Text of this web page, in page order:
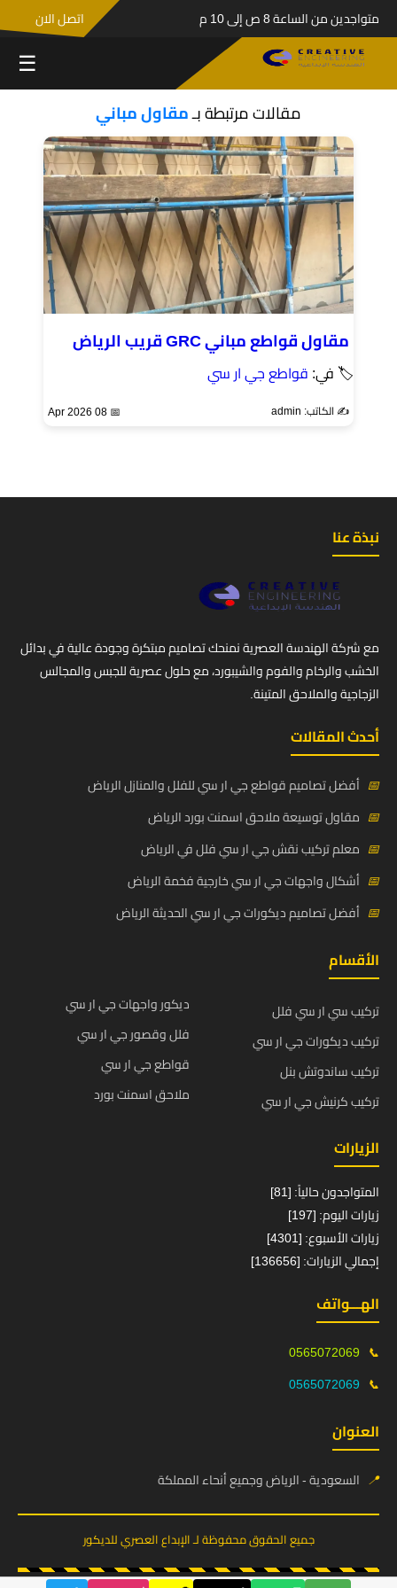
متواجدين من الساعة 8 ص إلى 10 م اتصل الان
☰
مقالات مرتبطة بـمقاول مباني
مقاول قواطع مباني GRC قريب الرياض
🏷 في: قواطع جي ار سي
✍️ الكاتب: admin 📅 08 Apr 2026
نبذة عنا
مع شركة الهندسة العصرية نمنحك تصاميم مبتكرة وجودة عالية في بدائل
الخشب والرخام والفوم والشيبورد، مع حلول عصرية للجبس والمجالس
الزجاجية والملاحق المتينة.
أحدث المقالات
📅 أفضل تصاميم قواطع جي ار سي للفلل والمنازل الرياض
📅 مقاول توسيعة ملاحق اسمنت بورد الرياض
📅 معلم تركيب نقش جي ار سي فلل في الرياض
📅 أشكال واجهات جي ار سي خارجية فخمة الرياض
📅 أفضل تصاميم ديكورات جي ار سي الحديثة الرياض
الأقسام
تركيب سي ار سي فلل
تركيب ديكورات جي ار سي
تركيب ساندوتش بنل
تركيب كرنيش جي ار سي
ديكور واجهات جي ار سي
فلل وقصور جي ار سي
قواطع جي ار سي
ملاحق اسمنت بورد
الزيارات
المتواجدون حالياً: [81]
زيارات اليوم: [197]
زيارات الأسبوع: [4301]
إجمالي الزيارات: [136656]
الهـــواتف
📞
0565072069
📞
0565072069
العنوان
📍 السعودية - الرياض وجميع أنحاء المملكة
جميع الحقوق محفوظة لـ الإبداع العصري للديكور